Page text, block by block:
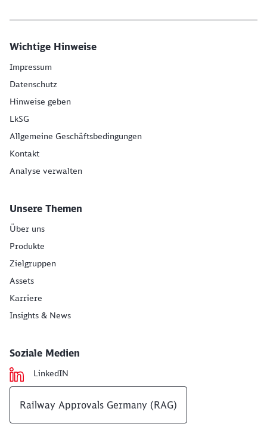
Wichtige Hinweise
Impressum
Datenschutz
Hinweise geben
LkSG
Allgemeine Geschäftsbedingungen
Kontakt
Analyse verwalten
Unsere Themen
Über uns
Produkte
Zielgruppen
Assets
Karriere
Insights & News
Soziale Medien
LinkedIN
Railway Approvals Germany (RAG)